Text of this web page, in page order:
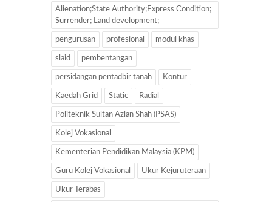
Alienation;State Authority;Express Condition;
Surrender; Land development;
pengurusan profesional modul khas
slaid pembentangan
persidangan pentadbir tanah Kontur
Kaedah Grid Static Radial
Politeknik Sultan Azlan Shah (PSAS)
Kolej Vokasional
Kementerian Pendidikan Malaysia (KPM)
Guru Kolej Vokasional Ukur Kejuruteraan
Ukur Terabas